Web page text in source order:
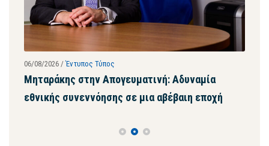
06/08/2026 /Έντυπος Τύπος
Μηταράκης στην Απογευματινή: Αδυναμία
εθνικής συνεννόησης σε μια αβέβαιη εποχή